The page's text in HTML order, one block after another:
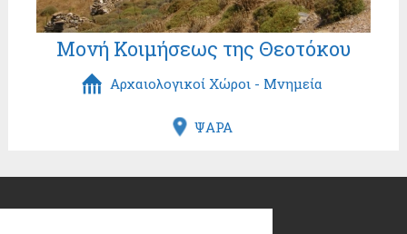
Μονή Κοιμήσεως της Θεοτόκου
Αρχαιολογικοί Χώροι - Μνημεία
ΨΑΡΑ